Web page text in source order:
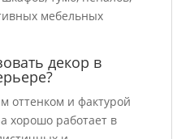
мебельных
декор в
оттенком и фактурой
хорошо работает в